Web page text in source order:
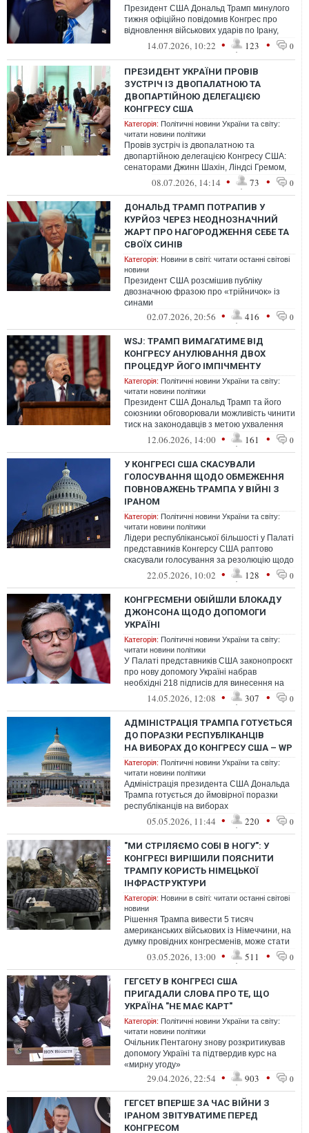
Президент США Дональд Трамп минулого
тижня офіційно повідомив Конгрес про
відновлення військових ударів по Ірану,
зберігаючи за собою право атакувати ...
14.07.2026, 10:22 • 123 • 0
ПРЕЗИДЕНТ УКРАЇНИ ПРОВІВ
ЗУСТРІЧ ІЗ ДВОПАЛАТНОЮ ТА
ДВОПАРТІЙНОЮ ДЕЛЕГАЦІЄЮ
КОНГРЕСУ США
Категорія: Політичні новини України та світу:
читати новини політики
Провів зустріч із двопалатною та
двопартійною делегацією Конгресу США:
сенаторами Джинн Шахін, Ліндсі Гремом,
Річардом Дурбіном, Крістофером Кунсом,
08.07.2026, 14:14 • 73 • 0
ДОНАЛЬД ТРАМП ПОТРАПИВ У
КУРЙОЗ ЧЕРЕЗ НЕОДНОЗНАЧНИЙ
ЖАРТ ПРО НАГОРОДЖЕННЯ СЕБЕ ТА
СВОЇХ СИНІВ
Категорія: Новини в світі: читати останні світові
новини
Президент США розсмішив публіку
двозначною фразою про «трійничок» із
синами
02.07.2026, 20:56 • 416 • 0
WSJ: ТРАМП ВИМАГАТИМЕ ВІД
КОНГРЕСУ АНУЛЮВАННЯ ДВОХ
ПРОЦЕДУР ЙОГО ІМПІЧМЕНТУ
Категорія: Політичні новини України та світу:
читати новини політики
Президент США Дональд Трамп та його
союзники обговорювали можливість чинити
тиск на законодавців з метою ухвалення
резолюції, спрямованої на анулюванн...
12.06.2026, 14:00 • 161 • 0
У КОНГРЕСІ США СКАСУВАЛИ
ГОЛОСУВАННЯ ЩОДО ОБМЕЖЕННЯ
ПОВНОВАЖЕНЬ ТРАМПА У ВІЙНІ З
ІРАНОМ
Категорія: Політичні новини України та світу:
читати новини політики
Лідери республіканської більшості у Палаті
представників Конгерсу США раптово
скасували голосування за резолюцію щодо
обмеження повноважень президента...
22.05.2026, 10:02 • 128 • 0
КОНГРЕСМЕНИ ОБІЙШЛИ БЛОКАДУ
ДЖОНСОНА ЩОДО ДОПОМОГИ
УКРАЇНІ
Категорія: Політичні новини України та світу:
читати новини політики
У Палаті представників США законопроєкт
про нову допомогу Україні набрав
необхідні 218 підписів для винесення на
розгляд. Це дозволяє запустити процед...
14.05.2026, 12:08 • 307 • 0
АДМІНІСТРАЦІЯ ТРАМПА ГОТУЄТЬСЯ
ДО ПОРАЗКИ РЕСПУБЛІКАНЦІВ
НА ВИБОРАХ ДО КОНГРЕСУ США – WP
Категорія: Політичні новини України та світу:
читати новини політики
Адміністрація президента США Дональда
Трампа готується до ймовірної поразки
республіканців на виборах
до Конгресу та можливих наслідків цього,
05.05.2026, 11:44 • 220 • 0
"МИ СТРІЛЯЄМО СОБІ В НОГУ": У
КОНГРЕСІ ВИРІШИЛИ ПОЯСНИТИ
ТРАМПУ КОРИСТЬ НІМЕЦЬКОЇ
ІНФРАСТРУКТУРИ
Категорія: Новини в світі: читати останні світові
новини
Рішення Трампа вивести 5 тисяч
американських військових із Німеччини, на
думку провідних конгресменів, може стати
стратегічним подарунком для Кремля
03.05.2026, 13:00 • 511 • 0
ГЕГСЕТУ В КОНГРЕСІ США
ПРИГАДАЛИ СЛОВА ПРО ТЕ, ЩО
УКРАЇНА "НЕ МАЄ КАРТ"
Категорія: Політичні новини України та світу:
читати новини політики
Очільник Пентагону знову розкритикував
допомогу Україні та підтвердив курс на
«мирну угоду»
29.04.2026, 22:54 • 903 • 0
ГЕГСЕТ ВПЕРШЕ ЗА ЧАС ВІЙНИ З
ІРАНОМ ЗВІТУВАТИМЕ ПЕРЕД
КОНГРЕСОМ